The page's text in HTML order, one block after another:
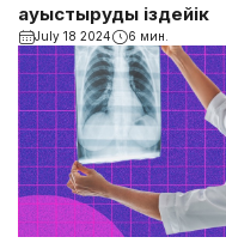
ауыстыруды іздейік
July 18 2024 6 мин.